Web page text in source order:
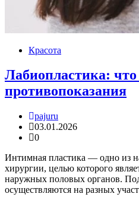
Красота
Лабиопластика:
противопоказания
pajuru
03.01.2026
0
Интимная пластика — одно из
хирургии, целью которого
наружных половых органов.
осуществляются на разных